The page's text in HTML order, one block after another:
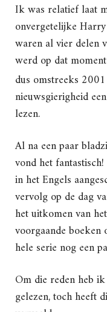
Ik was relatief laat
onvergetelijke
waren al vier delen
werd op dat
dus omstreeks
nieuwsgierigheid
lezen.
Al na een paar
vond het
in het Engels
vervolg op de dag
het uitkomen van
voorgaande boeken
hele serie nog een
Om die reden heb
gelezen, toch heeft